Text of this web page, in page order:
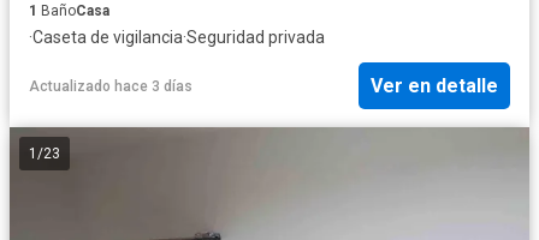
1 BañoCasa
·Caseta de vigilancia·Seguridad privada
Actualizado hace 3 días Ver en detalle
1 /23